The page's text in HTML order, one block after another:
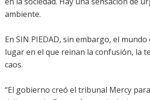
ambiente.
En SIN PIEDAD, sin embargo, el mundo
lugar en el que reinan la confusión, la
caos.
“El gobierno creó el tribunal Mercy